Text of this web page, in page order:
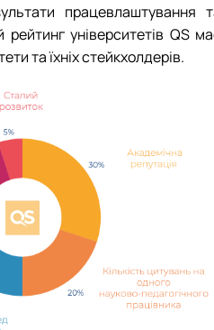
працевлаштування
університетів QS
та їхніх стейкхолдерів.